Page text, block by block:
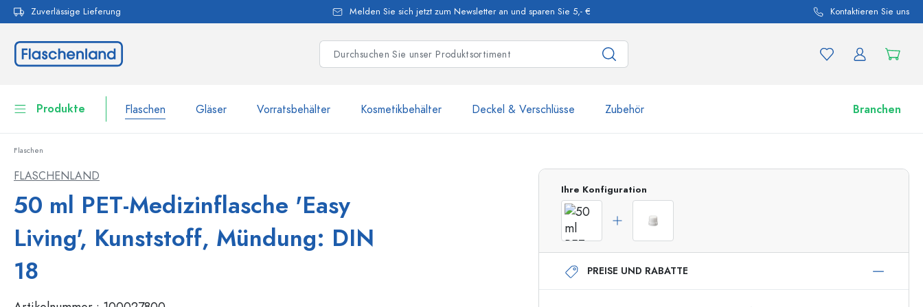
Zur Hauptnavigation springen
Zuverlässige Lieferung Melden Sie sich jetzt zum Newsletter an und sparen Sie 5,- € Kontaktieren Sie uns
Produkte Flaschen Gläser Vorratsbehälter Kosmetikbehälter Deckel & Verschlüsse Zubehör Branchen
Gläser
Geschirr
Flaschen nach Marke
WECK-Flaschen
750 ml Flaschen
1000 ml Flaschen
Zu den Gläsern
Flaschen
FLASCHENLAND
50 ml PET-Medizinflasche 'Easy
Living', Kunststoff, Mündung: DIN
18
Ihre Konfiguration
PREISE UND RABATTE